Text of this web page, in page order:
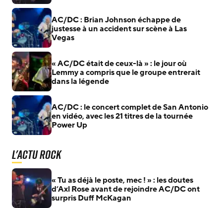
AC/DC : Brian Johnson échappe de
justesse à un accident sur scène à Las
Vegas
« AC/DC était de ceux-là » : le jour où
Lemmy a compris que le groupe entrerait
dans la légende
AC/DC : le concert complet de San Antonio
en vidéo, avec les 21 titres de la tournée
Power Up
L'actu Rock
« Tu as déjà le poste, mec ! » : les doutes
d’Axl Rose avant de rejoindre AC/DC ont
surpris Duff McKagan